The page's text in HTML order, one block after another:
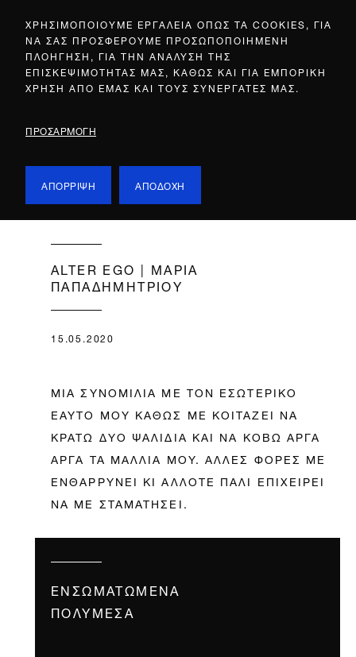
ΧΡΗΣΙΜΟΠΟΙΟΥΜΕ ΕΡΓΑΛΕΙΑ ΟΠΩΣ ΤΑ COOKIES, ΓΙΑ
ΝΑ ΣΑΣ ΠΡΟΣΦΕΡΟΥΜΕ ΠΡΟΣΩΠΟΠΟΙΗΜΕΝΗ
ΠΛΟΗΓΗΣΗ, ΓΙΑ ΤΗΝ ΑΝΑΛΥΣΗ ΤΗΣ
ΕΠΙΣΚΕΨΙΜΟΤΗΤΑΣ ΜΑΣ, ΚΑΘΩΣ ΚΑΙ ΓΙΑ ΕΜΠΟΡΙΚΗ
ΧΡΗΣΗ ΑΠΟ ΕΜΑΣ ΚΑΙ ΤΟΥΣ ΣΥΝΕΡΓΑΤΕΣ ΜΑΣ.
ΠΡΟΣΑΡΜΟΓΗ
ΑΠΟΡΡΙΨΗ ΑΠΟΔΟΧΗ
ALTER EGO | ΜΑΡΙΑ
ΠΑΠΑΔΗΜΗΤΡΙΟΥ
15.05.2020
ΜΙΑ ΣΥΝΟΜΙΛΙΑ ΜΕ ΤΟΝ ΕΣΩΤΕΡΙΚΟ
ΕΑΥΤΟ ΜΟΥ ΚΑΘΩΣ ΜΕ ΚΟΙΤΑΖΕΙ ΝΑ
ΚΡΑΤΩ ΔΥΟ ΨΑΛΙΔΙΑ ΚΑΙ ΝΑ ΚΟΒΩ ΑΡΓΑ
ΑΡΓΑ ΤΑ ΜΑΛΛΙΑ ΜΟΥ. ΑΛΛΕΣ ΦΟΡΕΣ ΜΕ
ΕΝΘΑΡΡΥΝΕΙ ΚΙ ΑΛΛΟΤΕ ΠΑΛΙ ΕΠΙΧΕΙΡΕΙ
ΝΑ ΜΕ ΣΤΑΜΑΤΗΣΕΙ.
ΕΝΣΩΜΑΤΩΜΈΝΑ
ΠΟΛΥΜΈΣΑ